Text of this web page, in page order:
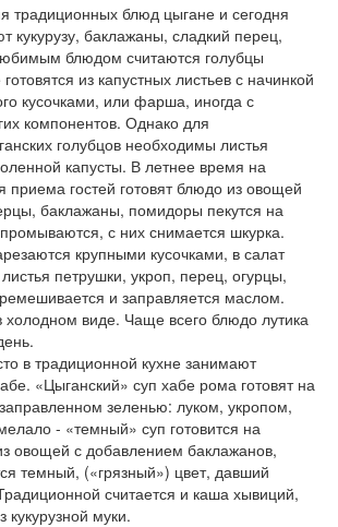
традиционных блюд цыгане и сегодня
кукурузу, баклажаны, сладкий перец,
блюдом считаются голубцы
из капустных листьев с начинкой
кусочками, или фарша, иногда с
компонентов. Однако для
голубцов необходимы листья
капусты. В летнее время на
приема гостей готовят блюдо из овощей
баклажаны, помидоры пекутся на
с них снимается шкурка.
крупными кусочками, в салат
петрушки, укроп, перец, огурцы,
и заправляется маслом.
виде. Чаще всего блюдо лутика
в традиционной кухне занимают
«Цыганский» суп хабе рома готовят на
зеленью: луком, укропом,
- «темный» суп готовится на
овощей с добавлением баклажанов,
темный, («грязный») цвет, давший
считается и каша хывиций,
кукурузной муки.